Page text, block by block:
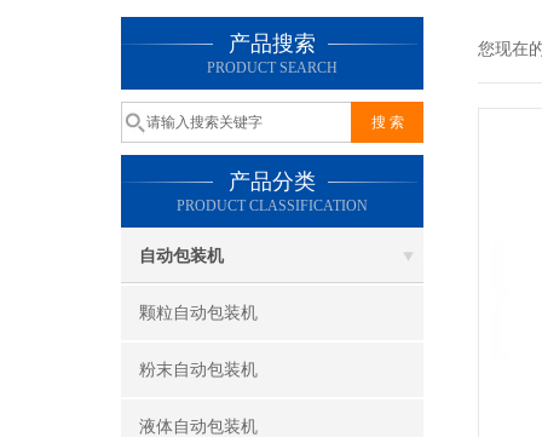
产品搜索
PRODUCT SEARCH
产品分类
PRODUCT CLASSIFICATION
自动包装机
颗粒自动包装机
粉末自动包装机
液体自动包装机
您现在